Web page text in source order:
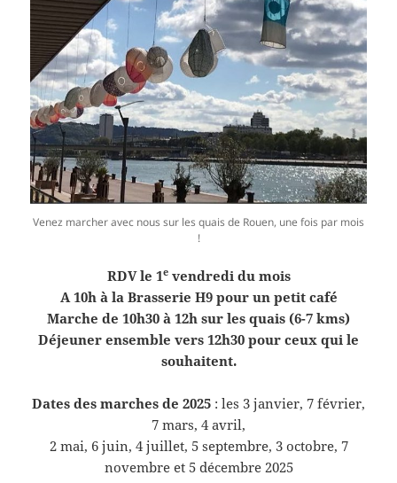
Venez marcher avec nous sur les quais de Rouen, une fois par mois
!
RDV le 1evendredi du mois
A 10h à la Brasserie H9 pour un petit café
Marche de 10h30 à 12h sur les quais (6-7 kms)
Déjeuner ensemble vers 12h30 pour ceux qui le
souhaitent.
Dates des marches de 2025 : les 3 janvier, 7 février,
7 mars, 4 avril,
2 mai, 6 juin, 4 juillet, 5 septembre, 3 octobre, 7
novembre et 5 décembre 2025